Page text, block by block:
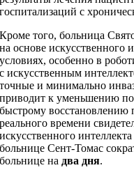
госпитализаций с
Кроме того, больница
на основе искусственного
условиях, особенно в
с искусственным
точные и минимально
приводит к уменьшению
быстрому
реального времени
искусственного
больнице Сент-Томас
больнице на два дня.